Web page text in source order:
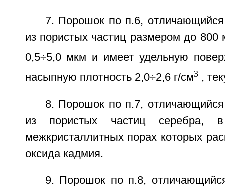
7. Порошок по п.6, отличающийся
из пористых частиц размером до 800
0,5÷5,0 мкм и имеет удельную
насыпную плотность 2,0÷2,6 г/см3,
8. Порошок по п.7, отличающийся
из пористых частиц серебра,
межкристаллитных порах которых
оксида кадмия.
9. Порошок по п.8,